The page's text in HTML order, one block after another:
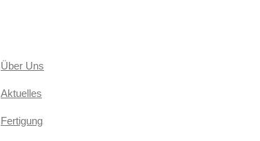
Über Uns
Aktuelles
Fertigung